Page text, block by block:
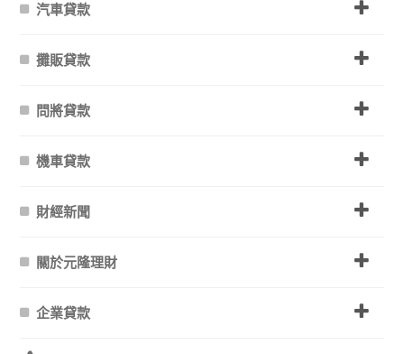
汽車貸款
攤販貸款
問將貸款
機車貸款
財經新聞
關於元隆理財
企業貸款